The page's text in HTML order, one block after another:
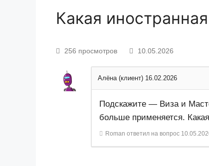
Какая
256 просмотров 10.05.2026
Алёна (клиент) 16.02.2026
Подскажите — Виза и
больше применяется.
Roman ответил на вопрос